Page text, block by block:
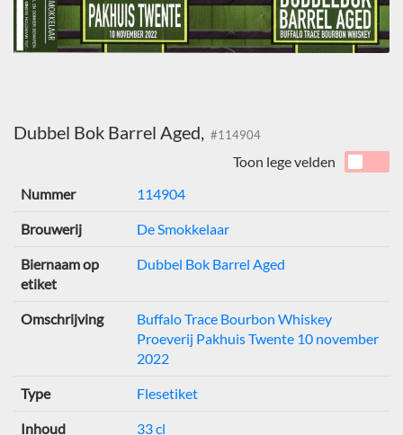
Dubbel Bok Barrel Aged, #114904
Toon lege velden
Nummer
114904
Brouwerij De Smokkelaar
Biernaam op
etiket
Dubbel Bok Barrel Aged
Omschrijving
Buffalo Trace Bourbon Whiskey
Proeverij Pakhuis Twente 10 november
2022
Type Flesetiket
Inhoud 33 cl